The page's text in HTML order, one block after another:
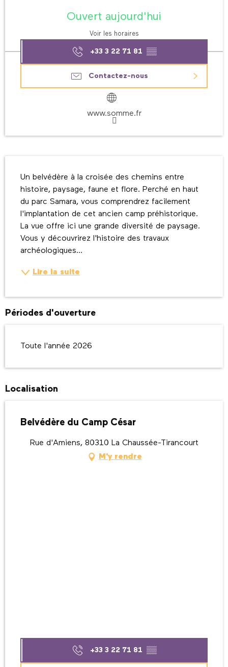
Ouvert aujourd'hui
Voir les horaires
+33 3 22 71 81 ▒▒
Contactez-nous
www.somme.fr
Un belvédère à la croisée des chemins entre
histoire, paysage, faune et flore. Perché en haut
du parc Samara, vous comprendrez facilement
l'implantation de cet ancien camp préhistorique.
La vue offre ici une grande diversité de paysage.
Vous y découvrirez l'histoire des travaux
archéologiques...
Lire la suite
Périodes d'ouverture
Toute l'année 2026
Localisation
Belvédère du Camp César
Rue d'Amiens, 80310 La Chaussée-Tirancourt
M'y rendre
+33 3 22 71 81 ▒▒